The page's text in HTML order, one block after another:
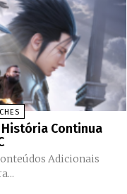
História Continua
Adicionais